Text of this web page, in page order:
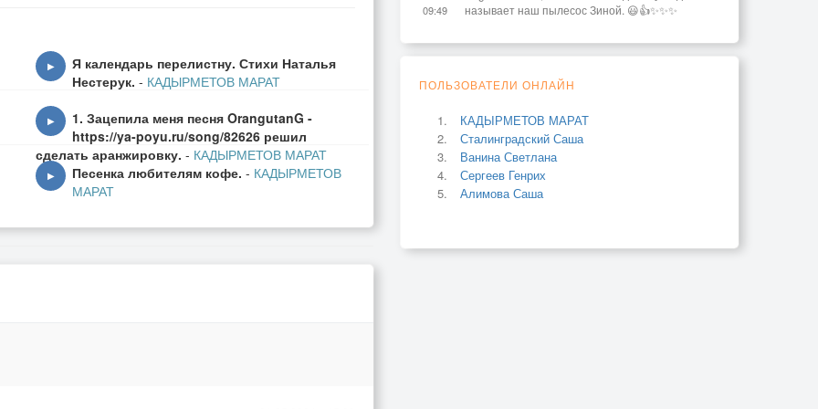
▶
Я календарь перелистну. Стихи Наталья
Нестерук. - КАДЫРМЕТОВ МАРАТ
▶
1. Зацепила меня песня OrangutanG -
https://ya-poyu.ru/song/82626 решил
сделать аранжировку. - КАДЫРМЕТОВ МАРАТ
▶ Песенка любителям кофе. - КАДЫРМЕТОВ
МАРАТ
09:49
называет наш пылесос Зиной. 😃👍✨✨✨
ПОЛЬЗОВАТЕЛИ ОНЛАЙН
КАДЫРМЕТОВ МАРАТ
Сталинградский Саша
Ванина Светлана
Сергеев Генрих
Алимова Саша